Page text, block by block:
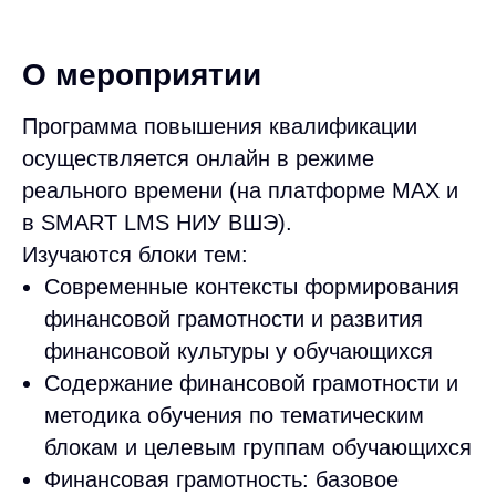
О мероприятии
Программа повышения квалификации
осуществляется онлайн в режиме
реального времени (на платформе MAX и
в SMART LMS НИУ ВШЭ).
Изучаются блоки тем:
Современные контексты формирования
финансовой грамотности и развития
финансовой культуры у обучающихся
Содержание финансовой грамотности и
методика обучения по тематическим
блокам и целевым группам обучающихся
Финансовая грамотность: базовое
По вопросам обучения
+7 (812) 385 95 08